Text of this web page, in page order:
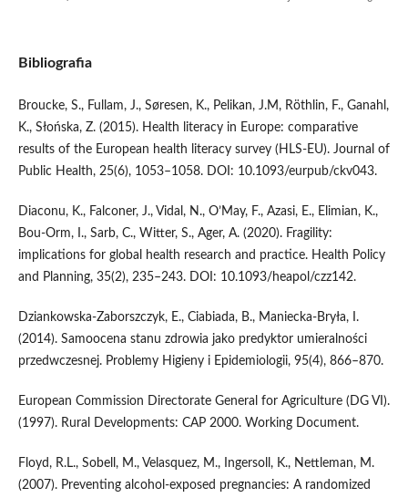
Bibliografia
Broucke, S., Fullam, J., Søresen, K., Pelikan, J.M, Röthlin, F., Ganahl,
K., Słońska, Z. (2015). Health literacy in Europe: comparative
results of the European health literacy survey (HLS-EU). Journal of
Public Health, 25(6), 1053–1058. DOI: 10.1093/eurpub/ckv043.
Diaconu, K., Falconer, J., Vidal, N., O’May, F., Azasi, E., Elimian, K.,
Bou-Orm, I., Sarb, C., Witter, S., Ager, A. (2020). Fragility:
implications for global health research and practice. Health Policy
and Planning, 35(2), 235–243. DOI: 10.1093/heapol/czz142.
Dziankowska-Zaborszczyk, E., Ciabiada, B., Maniecka-Bryła, I.
(2014). Samoocena stanu zdrowia jako predyktor umieralności
przedwczesnej. Problemy Higieny i Epidemiologii, 95(4), 866–870.
European Commission Directorate General for Agriculture (DG VI).
(1997). Rural Developments: CAP 2000. Working Document.
Floyd, R.L., Sobell, M., Velasquez, M., Ingersoll, K., Nettleman, M.
(2007). Preventing alcohol-exposed pregnancies: A randomized